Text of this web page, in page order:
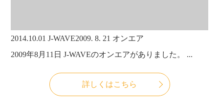
2014.10.01 J-WAVE2009. 8. 21 オンエア
2009年8月11日 J-WAVEのオンエアがありました。 ...
詳しくはこちら